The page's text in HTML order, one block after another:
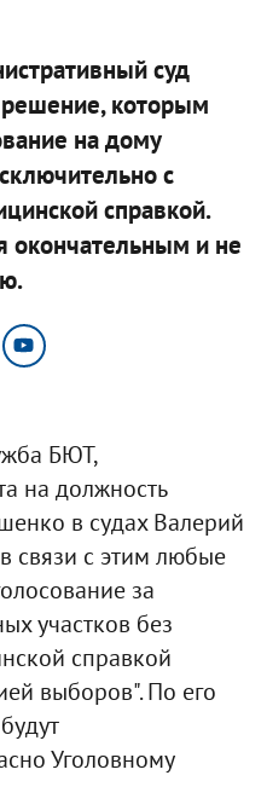
суд
которым
на дому
с
справкой.
окончательным и не
БЮТ,
на должность
в судах Валерий
связи с этим любые
за
участков без
справкой
выборов". По его
Уголовному